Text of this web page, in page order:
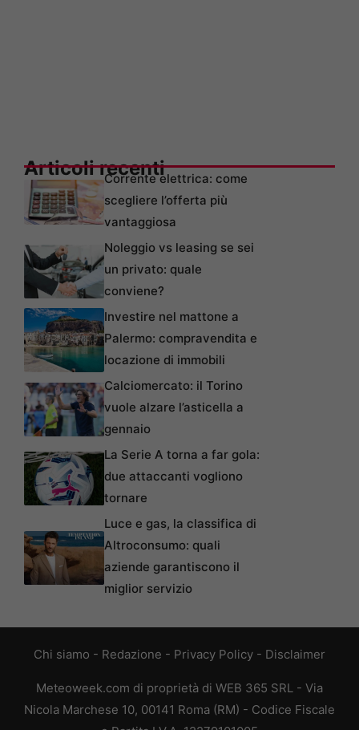
Articoli recentiCorrente elettrica: come
scegliere l’offerta più
vantaggiosa
Noleggio vs leasing se sei
un privato: quale
conviene?
Investire nel mattone a
Palermo: compravendita e
locazione di immobili
Calciomercato: il Torino
vuole alzare l’asticella a
gennaio
La Serie A torna a far gola:
due attaccanti vogliono
tornare
Luce e gas, la classifica di
Altroconsumo: quali
aziende garantiscono il
miglior servizio
Chi siamo - Redazione - Privacy Policy - Disclaimer
Meteoweek.com di proprietà di WEB 365 SRL - Via
Nicola Marchese 10, 00141 Roma (RM) - Codice Fiscale